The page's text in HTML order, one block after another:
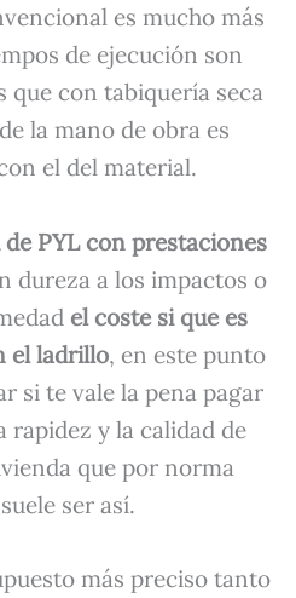
es mucho más
de ejecución son
que con tabiquería seca
la mano de obra es
el del material.
PYL con prestaciones
dureza a los impactos o
el coste si que es
el ladrillo, en este punto
si te vale la pena pagar
rapidez y la calidad de
que por norma
ser así.
más preciso tanto